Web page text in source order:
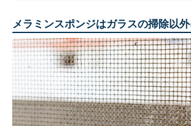
メラミンスポンジはガラスの掃除以